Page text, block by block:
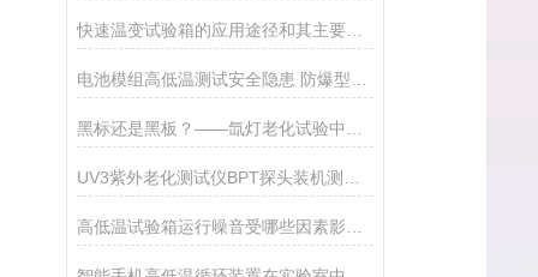
快速温变试验箱的应用途径和其主要的性能特点介绍